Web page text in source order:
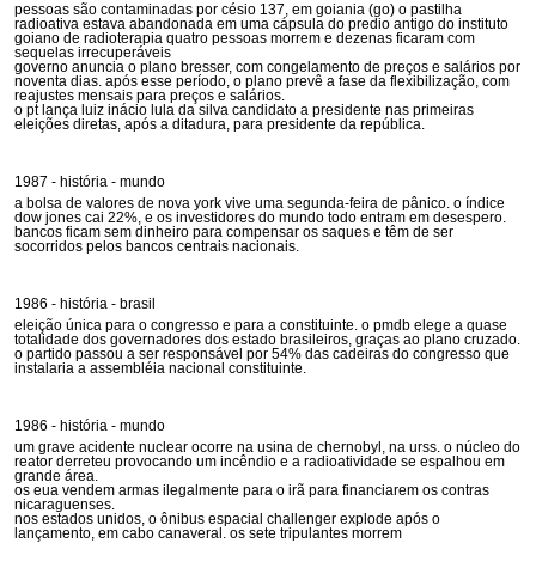
pessoas são contaminadas por césio 137, em goiania (go) o pastilha
radioativa estava abandonada em uma cápsula do predio antigo do instituto
goiano de radioterapia quatro pessoas morrem e dezenas ficaram com
sequelas irrecuperáveis
governo anuncia o plano bresser, com congelamento de preços e salários por
noventa dias. após esse período, o plano prevê a fase da flexibilização, com
reajustes mensais para preços e salários.
o pt lança luiz inácio lula da silva candidato a presidente nas primeiras
eleições diretas, após a ditadura, para presidente da república.
1987 - história - mundo
a bolsa de valores de nova york vive uma segunda-feira de pânico. o índice
dow jones cai 22%, e os investidores do mundo todo entram em desespero.
bancos ficam sem dinheiro para compensar os saques e têm de ser
socorridos pelos bancos centrais nacionais.
1986 - história - brasil
eleição única para o congresso e para a constituinte. o pmdb elege a quase
totalidade dos governadores dos estado brasileiros, graças ao plano cruzado.
o partido passou a ser responsável por 54% das cadeiras do congresso que
instalaria a assembléia nacional constituinte.
1986 - história - mundo
um grave acidente nuclear ocorre na usina de chernobyl, na urss. o núcleo do
reator derreteu provocando um incêndio e a radioatividade se espalhou em
grande área.
os eua vendem armas ilegalmente para o irã para financiarem os contras
nicaraguenses.
nos estados unidos, o ônibus espacial challenger explode após o
lançamento, em cabo canaveral. os sete tripulantes morrem